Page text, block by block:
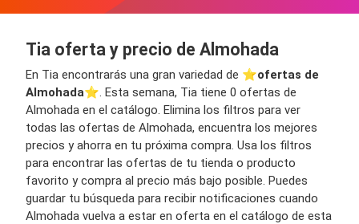
Tia oferta y precio de Almohada
En Tia encontrarás una gran variedad de ⭐️ofertas de
Almohada⭐️. Esta semana, Tia tiene 0 ofertas de
Almohada en el catálogo. Elimina los filtros para ver
todas las ofertas de Almohada, encuentra los mejores
precios y ahorra en tu próxima compra. Usa los filtros
para encontrar las ofertas de tu tienda o producto
favorito y compra al precio más bajo posible. Puedes
guardar tu búsqueda para recibir notificaciones cuando
Almohada vuelva a estar en oferta en el catálogo de esta